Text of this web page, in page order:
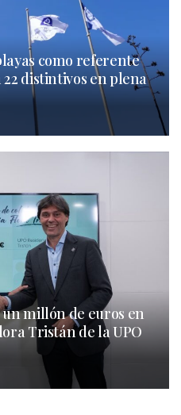
como referente
distintivos en plena
millón de euros en
Tristán de la UPO